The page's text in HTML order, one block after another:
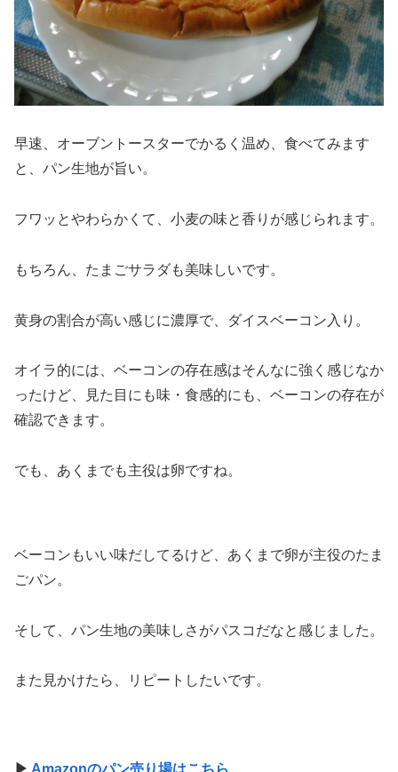
早速、オーブントースターでかるく温め、食べてみます
と、パン生地が旨い。
フワッとやわらかくて、小麦の味と香りが感じられます。
もちろん、たまごサラダも美味しいです。
黄身の割合が高い感じに濃厚で、ダイスベーコン入り。
オイラ的には、ベーコンの存在感はそんなに強く感じなか
ったけど、見た目にも味・食感的にも、ベーコンの存在が
確認できます。
でも、あくまでも主役は卵ですね。
ベーコンもいい味だしてるけど、あくまで卵が主役のたま
ごパン。
そして、パン生地の美味しさがパスコだなと感じました。
また見かけたら、リピートしたいです。
▶ Amazonのパン売り場はこちら